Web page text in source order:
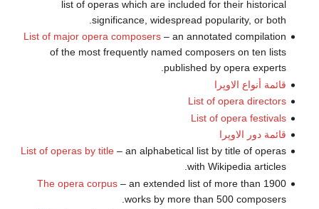
list of operas which are included for their historical
significance, widespread popularity, or both.
List of major opera composers– an annotated compilation
of the most frequently named composers on ten lists
published by opera experts.
قائمة أنواع الاوپرا
List of opera directors
List of opera festivals
قائمة دور الاوپرا
List of operas by title– an alphabetical list by title of operas
with Wikipedia articles.
The opera corpus– an extended list of more than 1900
works by more than 500 composers.